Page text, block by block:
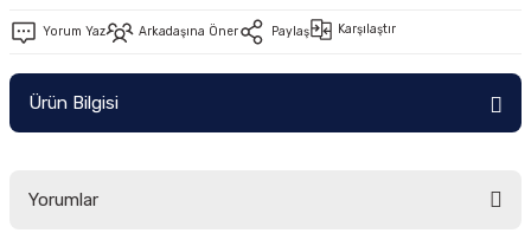
Yorum Yaz Arkadaşına Öner Paylaş Karşılaştır
Ürün Bilgisi
Yorumlar